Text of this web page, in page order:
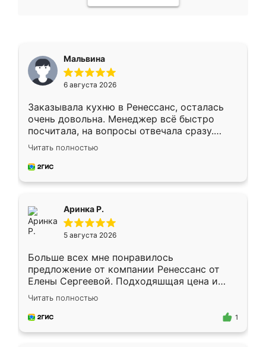
Мальвина
6 августа 2026
Заказывала кухню в Ренессанс, осталась
очень довольна. Менеджер всё быстро
посчитала, на вопросы отвечала сразу.
Замерщик приехал в субботу, подошёл к
делу со всей ответственностью. Собрали
за день, ребята работали аккуратно, даже
Читать полностью
Аринка Р.
5 августа 2026
Больше всех мне понравилось
предложение от компании Ренессанс от
Елены Сергеевой. Подходяшщая цена и
короткие сроки изготовления. Приехавший
для замера сотрудник Владислав
предложил по моему эскизу самый
Читать полностью
1